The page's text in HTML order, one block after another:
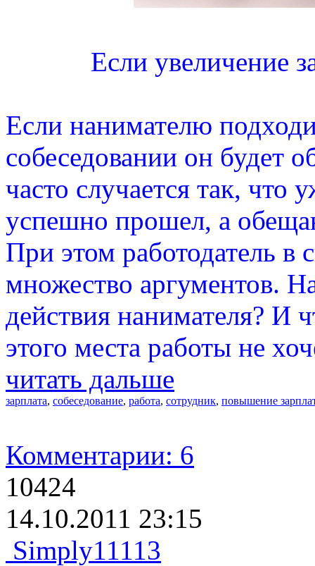
Если увеличение
Если нанимателю
собеседовании он будет
часто случается так, что
успешно прошел, а
При этом работодатель в
множество аргументов.
действия нанимателя? И
этого места работы не
читать дальше
зарплата, собеседование, работа, сотрудник, повышение
Комментарии: 6
10424
14.10.2011 23:15
Simply11113